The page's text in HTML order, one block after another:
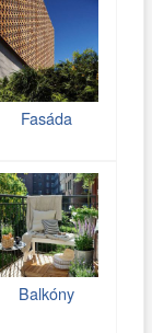
Fasáda
Balkóny